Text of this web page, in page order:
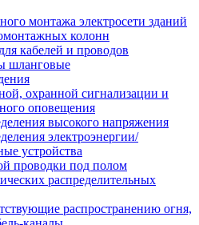
монтажа электросети зданий
колонн
кабелей и проводов
шланговые
охранной сигнализации и
оповещения
высокого напряжения
электроэнергии/
устройства
проводки под полом
распределительных
распространению огня,